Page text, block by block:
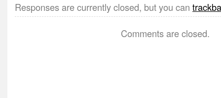
Responses are currently closed, but you can
Comments are closed.